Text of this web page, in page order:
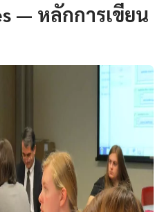
— หลักการเขียน